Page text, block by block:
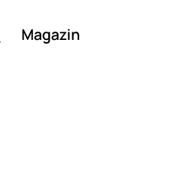
Magazin